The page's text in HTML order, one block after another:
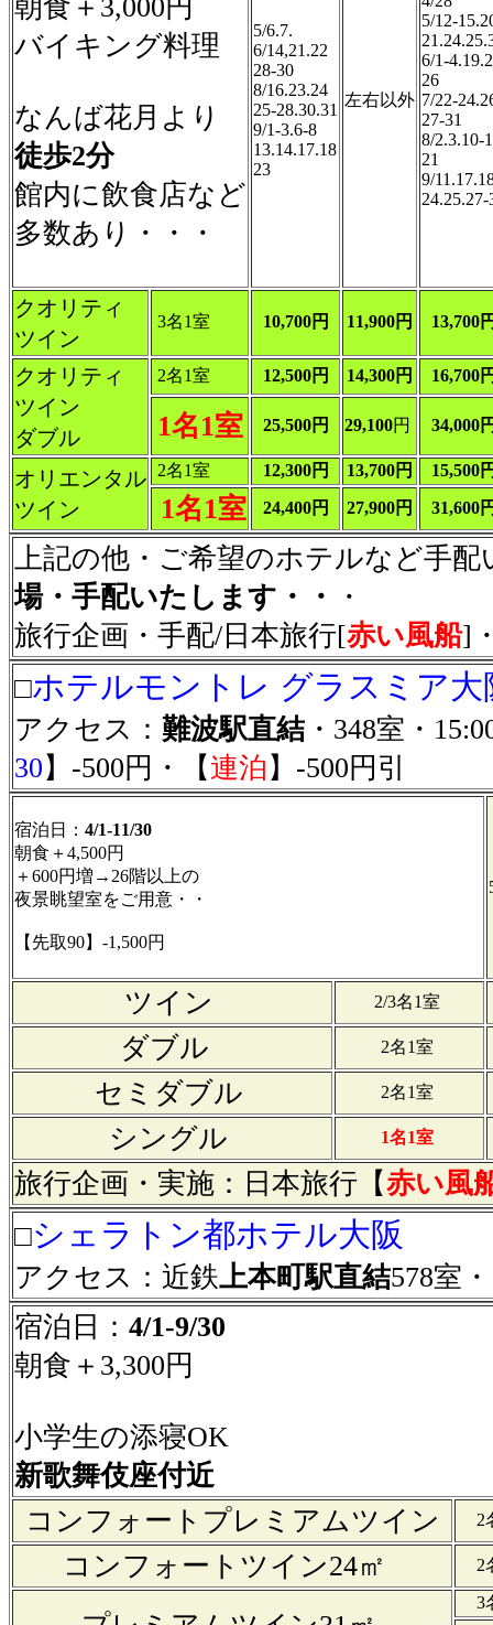
朝食＋3,000円
バイキング料理
なんば花月より
徒歩2分
館内に飲食店など
多数あり・・・
5/6.7.
6/14,21.22
28-30
8/16.23.24
25-28.30.31
9/1-3.6-8
13.14.17.18
23
左右以外
5/12-
6/1-
26
7/22-
27-31
8/2.3.10-
21
9/
24.25.27-
クオリティ
ツイン
3名1室 10,700円 11,900円 13,700
クオリティ
ツイン
ダブル
2名1室 12,500円 14,300円 16,700
1名1室 25,500円 29,100円 34,000
オリエンタル
ツイン
2名1室 12,300円 13,700円 15,500
1名1室 24,400円 27,900円 31,600
上記の他・ご希望のホテルなど手配
場・手配いたします・・
・
旅行企画・手配/日本旅行[赤い風船]
□ホテルモントレ グラスミア大
アクセス： 難波駅直結 ・348室・
30 】-500円・【連泊 】-500円引
宿泊日： 4/1-11/30
朝食＋4,500円
＋600円増→26階以上の
夜景眺望室をご用意・・
【先取90】-1,500円
ツイン 2/3名1室
ダブル 2名1室
セミダブル 2名1室
シングル 1名1室
旅行企画・実施：日本旅行【赤い風
□シェラトン都ホテル大阪
アクセス：近鉄上本町駅直結578室
宿泊日： 4/1-9/30
朝食＋3,300円
小学生の添寝OK
新歌舞伎座付近
コンフォートプレミアムツイン
2
コンフォートツイン24㎡ 2
3